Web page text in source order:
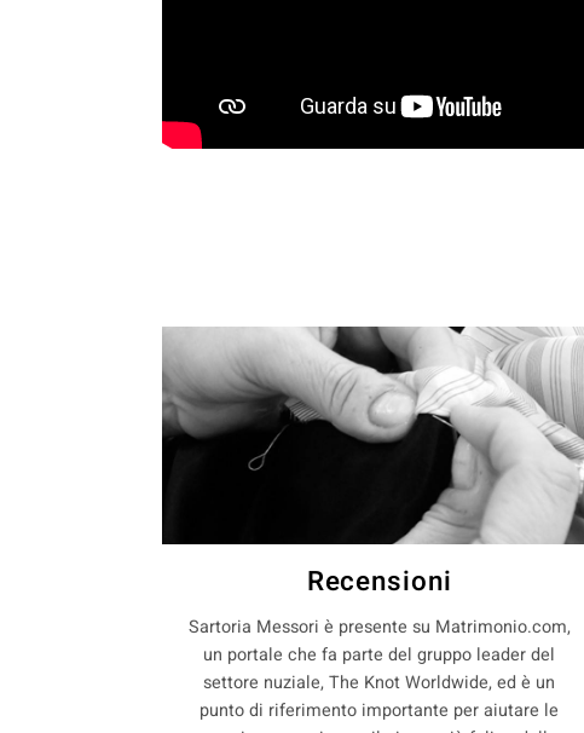
Recensioni
Sartoria Messori è presente su Matrimonio.com,
un portale che fa parte del gruppo leader del
settore nuziale, The Knot Worldwide, ed è un
punto di riferimento importante per aiutare le